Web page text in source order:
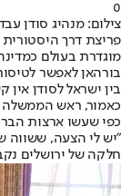
0
צילום: מנהיג סודן
פריצת דרך
מוגדרת בעולם
בורהאן לאפשר
בין ישראל לסודן
כאמור, ראש הממשלה
כפי שעשו ארצות
"יש לי הצעה, ששווה
חלקה של ירושלים